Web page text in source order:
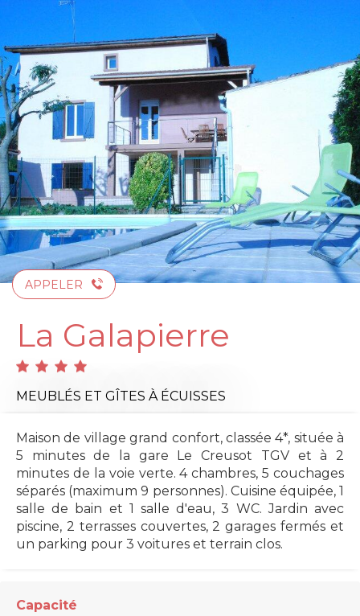
contenu
principal
APPELER
La Galapierre
MEUBLÉS ET GÎTES À ÉCUISSES
Maison de village grand confort, classée 4*, située à
5 minutes de la gare Le Creusot TGV et à 2
minutes de la voie verte. 4 chambres, 5 couchages
séparés (maximum 9 personnes). Cuisine équipée, 1
salle de bain et 1 salle d'eau, 3 WC. Jardin avec
piscine, 2 terrasses couvertes, 2 garages fermés et
un parking pour 3 voitures et terrain clos.
Capacité